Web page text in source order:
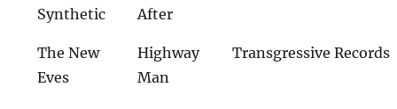
Synthetic
After
The New
Eves
Highway
Man
Transgressive Records